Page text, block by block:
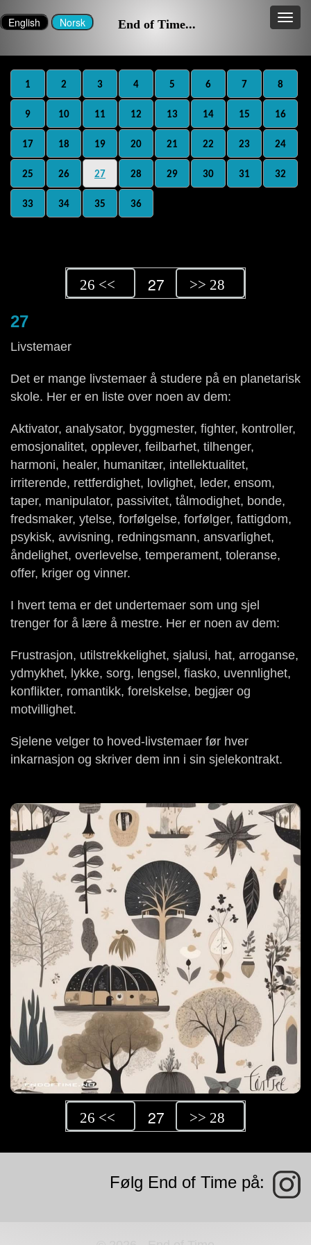
End of Time...
1 2 3 4 5 6 7 8
9 10 11 12 13 14 15 16
17 18 19 20 21 22 23 24
25 26 27 28 29 30 31 32
33 34 35 36
26 << 27 >> 28
27
Livstemaer
Det er mange livstemaer å studere på en planetarisk
skole. Her er en liste over noen av dem:
Aktivator, analysator, byggmester, fighter, kontroller,
emosjonalitet, opplever, feilbarhet, tilhenger,
harmoni, healer, humanitær, intellektualitet,
irriterende, rettferdighet, lovlighet, leder, ensom,
taper, manipulator, passivitet, tålmodighet, bonde,
fredsmaker, ytelse, forfølgelse, forfølger, fattigdom,
psykisk, avvisning, redningsmann, ansvarlighet,
åndelighet, overlevelse, temperament, toleranse,
offer, kriger og vinner.
I hvert tema er det undertemaer som ung sjel
trenger for å lære å mestre. Her er noen av dem:
Frustrasjon, utilstrekkelighet, sjalusi, hat, arroganse,
ydmykhet, lykke, sorg, lengsel, fiasko, uvennlighet,
konflikter, romantikk, forelskelse, begjær og
motvillighet.
Sjelene velger to hoved-livstemaer før hver
inkarnasjon og skriver dem inn i sin sjelekontrakt.
26 << 27 >> 28
Følg End of Time på: